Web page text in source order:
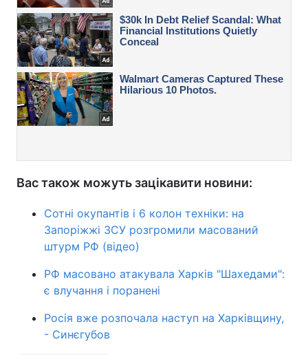
Вас також можуть зацікавити новини:
Сотні окупантів і 6 колон техніки: на
Запоріжжі ЗСУ розгромили масований
штурм РФ (відео)
РФ масовано атакувала Харків "Шахедами":
є влучання і поранені
Росія вже розпочала наступ на Харківщину,
- Синєгубов